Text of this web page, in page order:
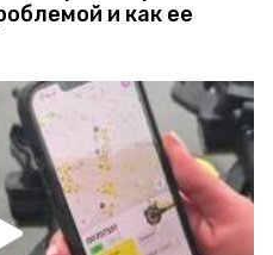
и как ее